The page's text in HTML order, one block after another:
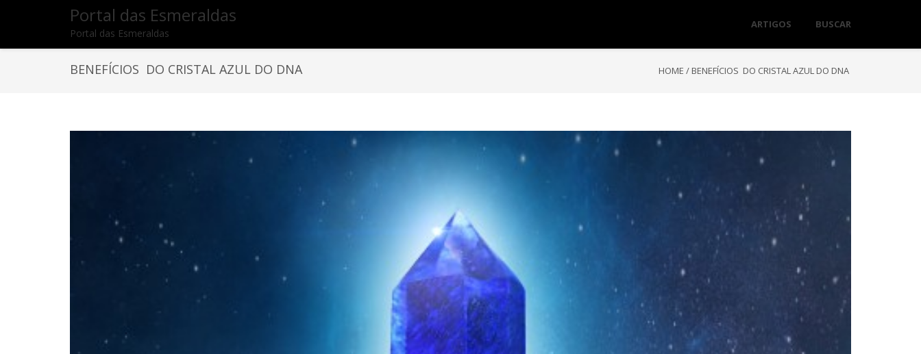
Portal das Esmeraldas
Portal das Esmeraldas
ARTIGOS BUSCAR
BENEFÍCIOS DO CRISTAL AZUL DO DNA HOME / BENEFÍCIOS DO CRISTAL AZUL DO DNA